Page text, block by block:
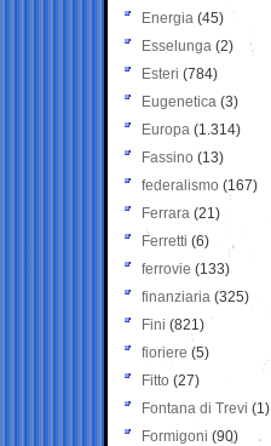
Energia (45)
Esselunga (2)
Esteri (784)
Eugenetica (3)
Europa (1.314)
Fassino (13)
federalismo (167)
Ferrara (21)
Ferretti (6)
ferrovie (133)
finanziaria (325)
Fini (821)
fioriere (5)
Fitto (27)
Fontana di Trevi (1)
Formigoni (90)